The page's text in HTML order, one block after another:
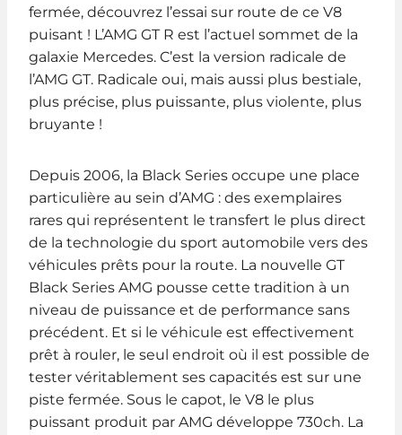
fermée, découvrez l’essai sur route de ce V8
puisant ! L’AMG GT R est l’actuel sommet de la
galaxie Mercedes. C’est la version radicale de
l’AMG GT. Radicale oui, mais aussi plus bestiale,
plus précise, plus puissante, plus violente, plus
bruyante !
Depuis 2006, la Black Series occupe une place
particulière au sein d’AMG : des exemplaires
rares qui représentent le transfert le plus direct
de la technologie du sport automobile vers des
véhicules prêts pour la route. La nouvelle GT
Black Series AMG pousse cette tradition à un
niveau de puissance et de performance sans
précédent. Et si le véhicule est effectivement
prêt à rouler, le seul endroit où il est possible de
tester véritablement ses capacités est sur une
piste fermée. Sous le capot, le V8 le plus
puissant produit par AMG développe 730ch. La